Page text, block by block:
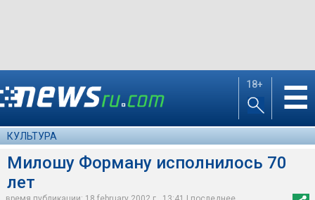
18+ ☰
КУЛЬТУРА
Милошу Форману исполнилось 70
лет